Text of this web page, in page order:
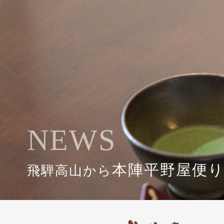
NEWS
飛騨高山から 本陣平野屋便り